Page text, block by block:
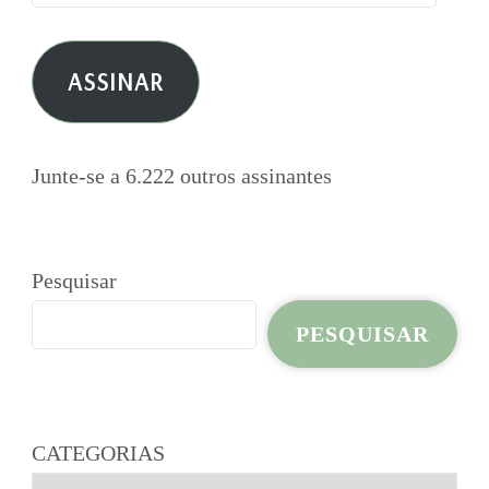
de
e-
mail ASSINAR
Junte-se a 6.222 outros assinantes
Pesquisar
PESQUISAR
CATEGORIAS